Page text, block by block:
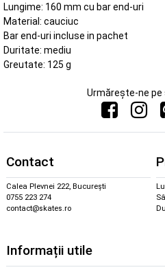
Lungime: 160 mm cu bar end-uri
Material: cauciuc
Bar end-uri incluse in pachet
Duritate: mediu
Greutate: 125 g
Urmărește-ne pe
Contact
Calea Plevnei 222, București
0755 223 274
contact@skates.ro
Informații utile